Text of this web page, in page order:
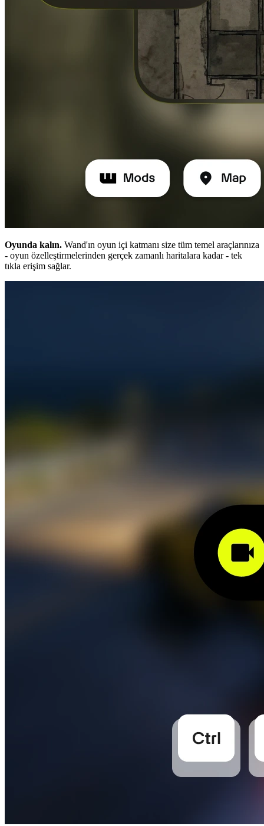
Oyunda kalın. Wand'ın oyun içi katmanı size tüm temel araçlarınıza
- oyun özelleştirmelerinden gerçek zamanlı haritalara kadar - tek
tıkla erişim sağlar.